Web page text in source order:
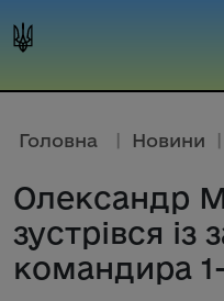
Головна | Новини |
Олександр
зустрівся
командира